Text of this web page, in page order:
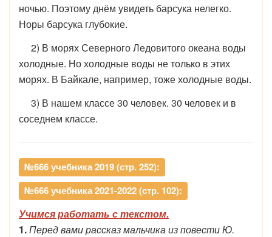
ночью. Поэтому днём увидеть барсука нелегко.
Норы барсука глубокие.
2) В морях Северного Ледовитого океана воды
холодные. Но холодные воды не только в этих
морях. В Байкале, например, тоже холодные воды.
3) В нашем классе 30 человек. 30 человек и в
соседнем классе.
№666 учебника 2019 (стр. 252):
№666 учебника 2021-2022 (стр. 102):
Учимся работать с текстом.
1.Перед вами рассказ мальчика из повести Ю.